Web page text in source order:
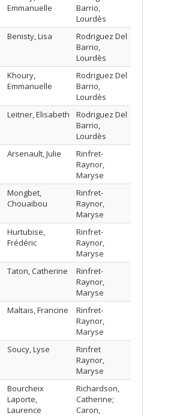
Emmanuelle
Barrio,
Lourdès
Benisty, Lisa
Rodriguez Del
Barrio,
Lourdès
Khoury,
Emmanuelle
Rodriguez Del
Barrio,
Lourdès
Leitner, Elisabeth
Rodriguez Del
Barrio,
Lourdès
Arsenault, Julie
Rinfret-
Raynor,
Maryse
Mongbet,
Chouaibou
Rinfret-
Raynor,
Maryse
Hurtubise,
Frédéric
Rinfret-
Raynor,
Maryse
Taton, Catherine
Rinfret-
Raynor,
Maryse
Maltais, Francine
Rinfret-
Raynor,
Maryse
Soucy, Lyse
Rinfret
Raynor,
Maryse
Bourcheix
Laporte,
Laurence
Richardson,
Catherine;
Caron,